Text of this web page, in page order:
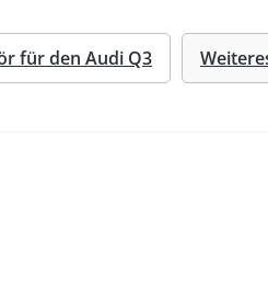
für den Audi Q3